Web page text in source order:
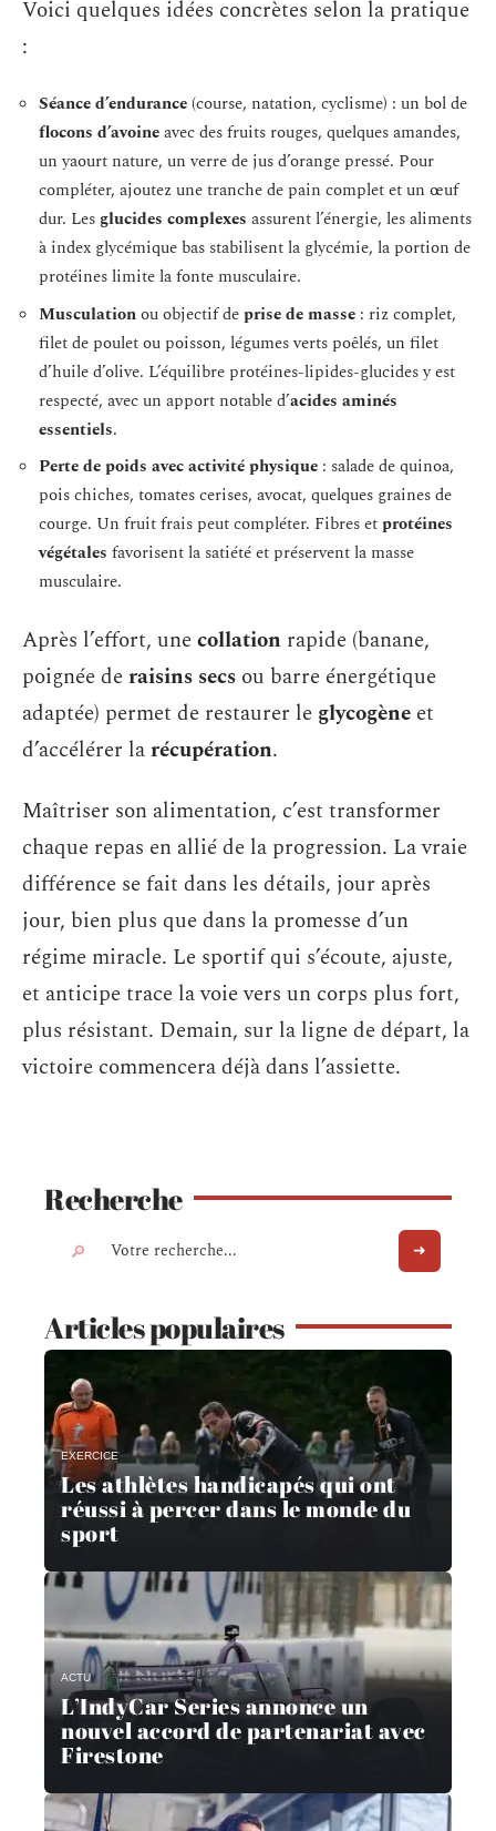
Voici quelques idées concrètes selon la pratique
:
Séance d’endurance(course, natation, cyclisme) : un bol de
flocons d’avoineavec des fruits rouges, quelques amandes,
un yaourt nature, un verre de jus d’orange pressé. Pour
compléter, ajoutez une tranche de pain complet et un œuf
dur. Les glucides complexes assurent l’énergie, les aliments
à index glycémique bas stabilisent la glycémie, la portion de
protéines limite la fonte musculaire.
Musculationou objectif deprise de masse : riz complet,
filet de poulet ou poisson, légumes verts poêlés, un filet
d’huile d’olive. L’équilibre protéines-lipides-glucides y est
respecté, avec un apport notable d’acides aminés
essentiels.
Perte de poids avec activité physique : salade de quinoa,
pois chiches, tomates cerises, avocat, quelques graines de
courge. Un fruit frais peut compléter. Fibres etprotéines
végétales favorisent la satiété et préservent la masse
musculaire.
Après l’effort, unecollation rapide (banane,
poignée deraisins secs ou barre énergétique
adaptée) permet de restaurer le glycogène et
d’accélérer larécupération.
Maîtriser son alimentation, c’est transformer
chaque repas en allié de la progression. La vraie
différence se fait dans les détails, jour après
jour, bien plus que dans la promesse d’un
régime miracle. Le sportif qui s’écoute, ajuste,
et anticipe trace la voie vers un corps plus fort,
plus résistant. Demain, sur la ligne de départ, la
victoire commencera déjà dans l’assiette.
Recherche
Articles populaires
EXERCICE
Les athlètes handicapés qui ont
réussi à percer dans le monde du
sport
ACTU
L’IndyCar Series annonce un
nouvel accord de partenariat avec
Firestone